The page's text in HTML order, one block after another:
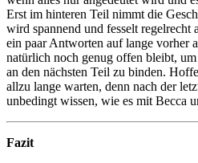
Erst im hinteren Teil nimmt die
wird spannend und fesselt regelrecht
ein paar Antworten auf lange vorher
natürlich noch genug offen bleibt,
an den nächsten Teil zu binden.
allzu lange warten, denn nach der
unbedingt wissen, wie es mit Becca
Fazit